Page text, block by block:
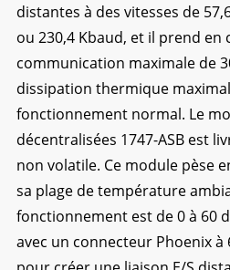
distantes à des vitesses de
ou 230,4 Kbaud, et il prend en
communication maximale de
dissipation thermique
fonctionnement normal. Le
décentralisées 1747-ASB est
non volatile. Ce module pèse
sa plage de température
fonctionnement est de 0 à 60
avec un connecteur Phoenix